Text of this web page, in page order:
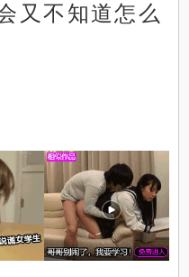
又不知道怎么